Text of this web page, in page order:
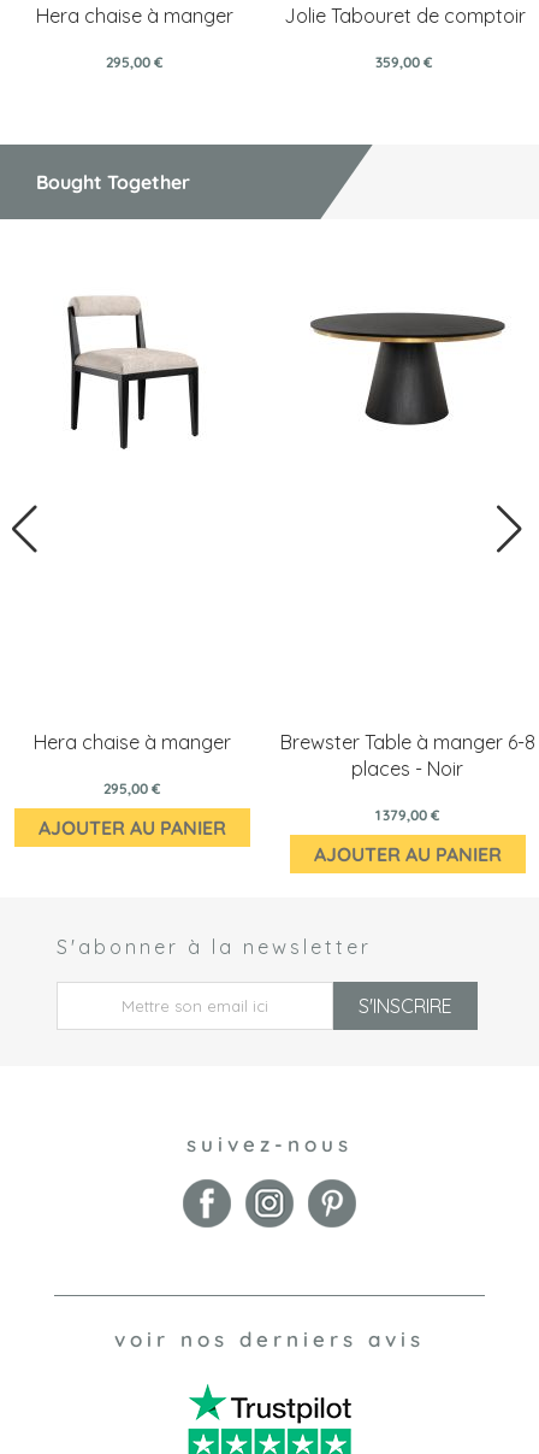
Hera chaise à manger
295,00 €
Jolie Tabouret de comptoir
359,00 €
Bought Together
Hera chaise à manger
295,00 €
AJOUTER AU PANIER
Brewster Table à manger 6-8
places - Noir
1 379,00 €
AJOUTER AU PANIER
S'abonner à la newsletter
S'INSCRIRE
suivez-nous
voir nos derniers avis